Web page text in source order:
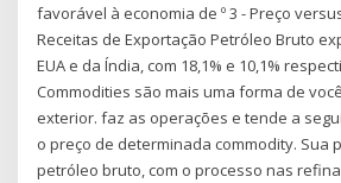
favorável à economia de º 3 - Preço
Receitas de Exportação Petróleo Bruto
EUA e da Índia, com 18,1% e 10,1%
Commodities são mais uma forma de
exterior. faz as operações e tende a
o preço de determinada commodity. Sua
petróleo bruto, com o processo nas